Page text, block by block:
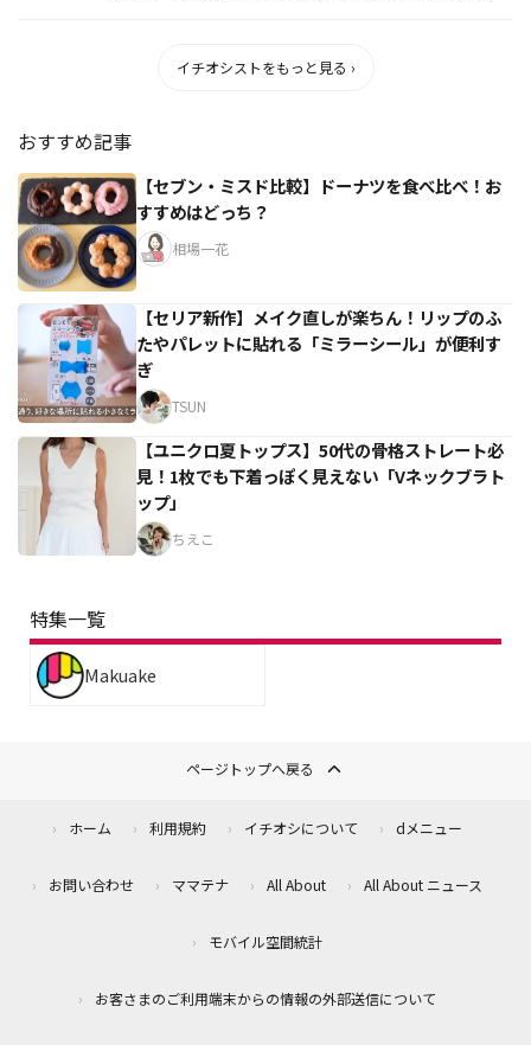
イチオシストをもっと見る ›
おすすめ記事
【セブン・ミスド比較】ドーナツを食べ比べ！お
すすめはどっち？
相場一花
【セリア新作】メイク直しが楽ちん！リップのふ
たやパレットに貼れる「ミラーシール」が便利す
ぎ
TSUN
【ユニクロ夏トップス】50代の骨格ストレート必
見！1枚でも下着っぽく見えない「Vネックブラト
ップ」
ちえこ
特集一覧
Makuake
ページトップへ戻る
ホーム 利用規約 イチオシについて dメニュー
お問い合わせ ママテナ All About All About ニュース
モバイル空間統計
お客さまのご利用端末からの情報の外部送信について